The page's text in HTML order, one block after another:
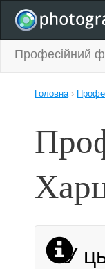
Професійний
Головна›
У